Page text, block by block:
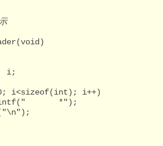
* ヘッダ表示